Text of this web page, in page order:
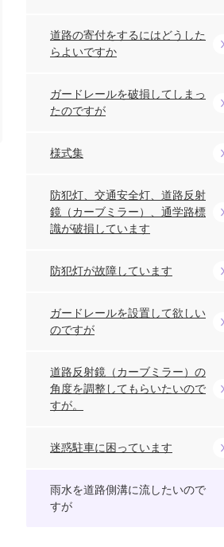
道路の寄付をするにはどうした
らよいですか
ガードレールを破損してしまっ
たのですが
様式集
防犯灯、交通安全灯、道路反射
鏡（カーブミラー）、通学路標
識が破損しています
防犯灯が故障しています
ガードレールを設置して欲しい
のですが
道路反射鏡（カーブミラー）の
角度を調整してもらいたいので
すが。
迷惑駐車に困っています
雨水を道路側溝に流したいので
すが